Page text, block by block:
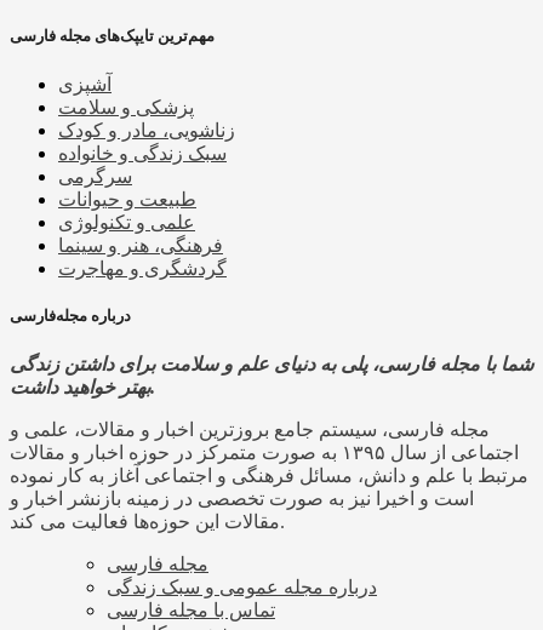
مهم‌ترین تایپک‌های مجله فارسی
آشپزی
پزشکی و سلامت
زناشویی، مادر و کودک
سبک زندگی و خانواده
سرگرمی
طبیعت و حیوانات
علمی و تکنولوژی
فرهنگی، هنر و سینما
گردشگری و مهاجرت
درباره مجله‌فارسی
شما با مجله فارسی، پلی به دنیای علم و سلامت برای داشتن زندگی
بهتر خواهید داشت.
مجله فارسی، سیستم جامع بروزترین اخبار و مقالات، علمی و
اجتماعی از سال ۱۳۹۵ به صورت متمرکز در حوزه اخبار و مقالات
مرتبط با علم و دانش، مسائل فرهنگی و اجتماعی آغاز به کار نموده
است و اخیرا نیز به صورت تخصصی در زمینه بازنشر اخبار و
مقالات این حوزه‌ها فعالیت می کند.
مجله فارسی
درباره مجله عمومی و سبک زندگی
تماس با مجله فارسی